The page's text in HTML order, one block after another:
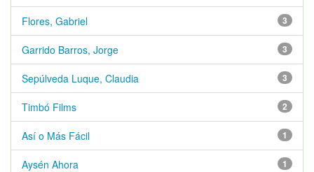
3
Flores, Gabriel
3
Garrido Barros, Jorge
3
Sepúlveda Luque, Claudia
2
Timbó Films
1
Así o Más Fácil
1
Aysén Ahora